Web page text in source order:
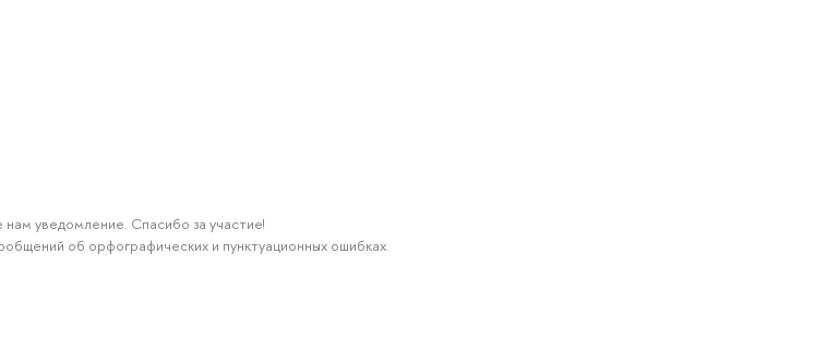
уведомление. Спасибо за участие!
об орфографических и пунктуационных ошибках.